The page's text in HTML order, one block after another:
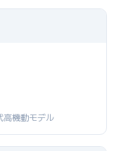
高機動モデル